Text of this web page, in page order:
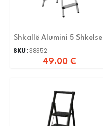
Shkallë Alumini 5 Shkelse
Lj0205
SKU:38352
49.00 €